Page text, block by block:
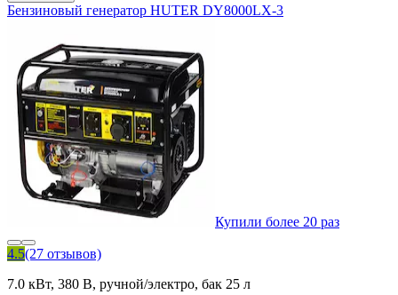
Бензиновый генератор HUTER DY8000LX-3
Купили более 20 раз
4.5(27 отзывов)
7.0 кВт, 380 В, ручной/электро, бак 25 л